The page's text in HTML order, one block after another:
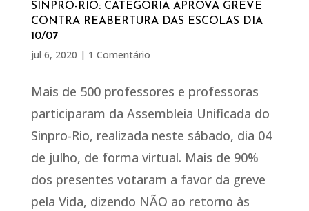
SINPRO-RIO: CATEGORIA APROVA GREVE
CONTRA REABERTURA DAS ESCOLAS DIA
10/07
jul 6, 2020 | 1 Comentário
Mais de 500 professores e professoras
participaram da Assembleia Unificada do
Sinpro-Rio, realizada neste sábado, dia 04
de julho, de forma virtual. Mais de 90%
dos presentes votaram a favor da greve
pela Vida, dizendo NÃO ao retorno às